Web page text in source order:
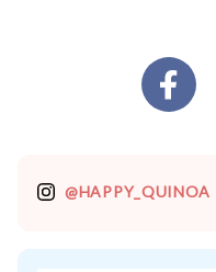
@HAPPY_QUINOA